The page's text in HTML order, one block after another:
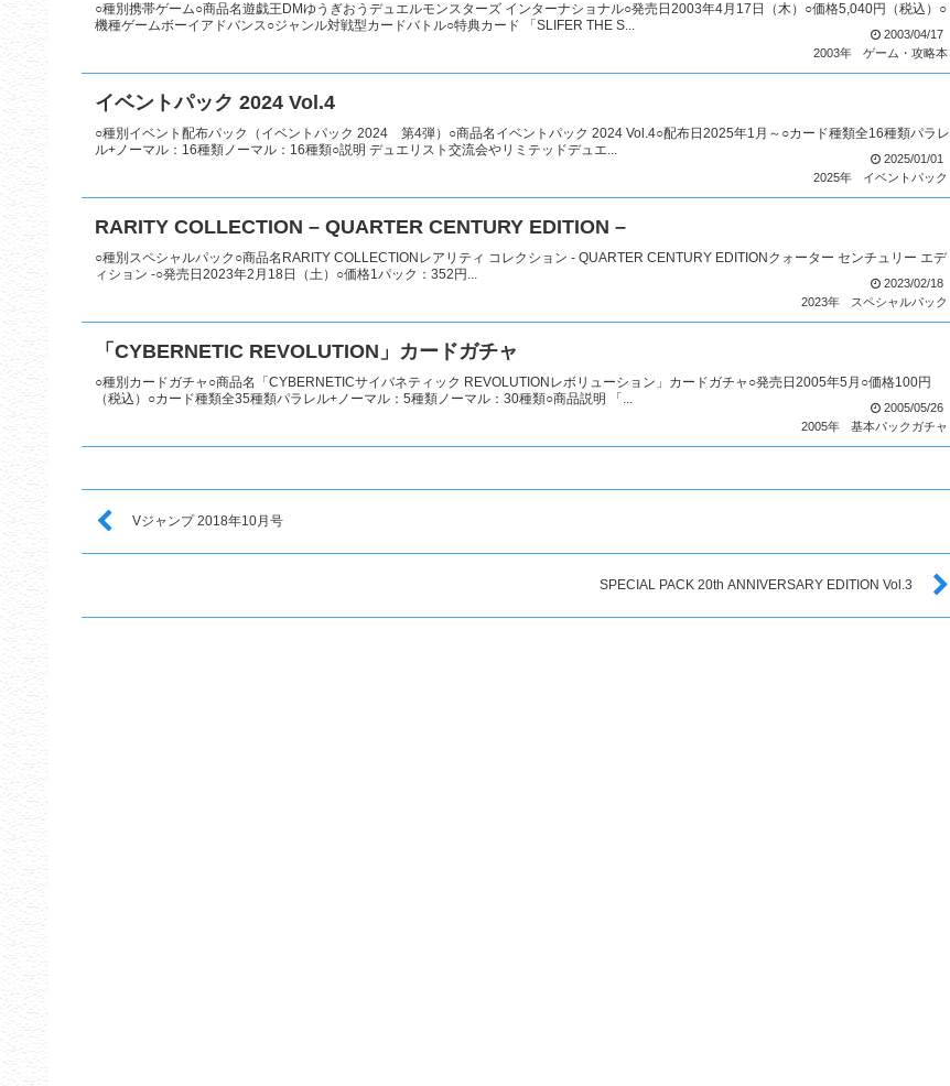
○種別携帯ゲーム○商品名遊戯王DMゆうぎおうデュエルモンスターズ インターナショナル○発売日2003年4月17日（木）○価格5,040円（税込）○
機種ゲームボーイアドバンス○ジャンル対戦型カードバトル○特典カード 「SLIFER THE S...
2003/04/17
2003年
ゲーム・攻略本
イベントパック 2024 Vol.4
○種別イベント配布パック（イベントパック 2024 第4弾）○商品名イベントパック 2024 Vol.4○配布日2025年1月～○カード種類全16種類パラレ
ル+ノーマル：16種類ノーマル：16種類○説明 デュエリスト交流会やリミテッドデュエ...
2025/01/01
2025年
イベントパック
RARITY COLLECTION – QUARTER CENTURY EDITION –
○種別スペシャルパック○商品名RARITY COLLECTIONレアリティ コレクション - QUARTER CENTURY EDITIONクォーター センチュリー エデ
ィション -○発売日2023年2月18日（土）○価格1パック：352円...
2023/02/18
2023年
スペシャルパック
「CYBERNETIC REVOLUTION」カードガチャ
○種別カードガチャ○商品名「CYBERNETICサイバネティック REVOLUTIONレボリューション」カードガチャ○発売日2005年5月○価格100円
（税込）○カード種類全35種類パラレル+ノーマル：5種類ノーマル：30種類○商品説明 「...
2005/05/26
2005年
基本パックガチャ
Vジャンプ 2018年10月号
SPECIAL PACK 20th ANNIVERSARY EDITION Vol.3